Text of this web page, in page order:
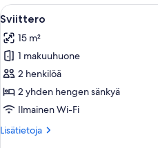
Avaa
kaikki
huonetyypin
Sviittero
kuvat
10
Sviittero
15 m²
1 makuuhuone
2 henkilöä
2 yhden hengen sänkyä
Ilmainen Wi-Fi
Lisätietoja
Lisätietoja